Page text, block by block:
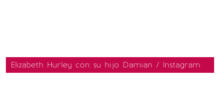
Elizabeth Hurley con su hijo Damian / Instagram